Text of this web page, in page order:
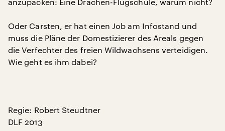
Oder Carsten, er hat einen Job am Infostand und
muss die Pläne der Domestizierer des Areals gegen
die Verfechter des freien Wildwachsens verteidigen.
Wie geht es ihm dabei?
Regie: Robert Steudtner
DLF 2013